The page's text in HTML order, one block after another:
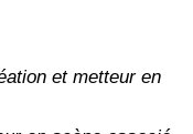
et metteur en